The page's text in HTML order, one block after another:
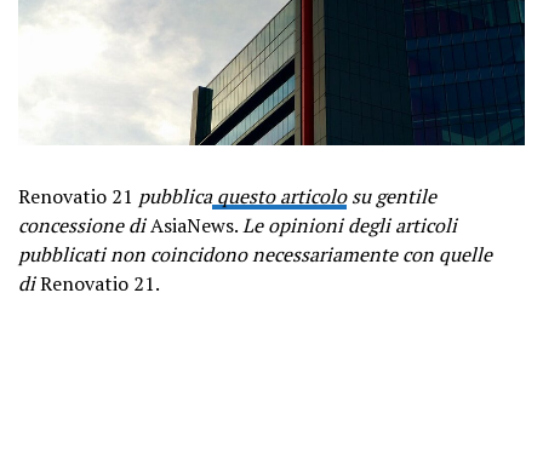
Renovatio 21 pubblicaquesto articolosu gentile
concessione diAsiaNews.Le opinioni degli articoli
pubblicati non coincidono necessariamente con quelle
diRenovatio 21.